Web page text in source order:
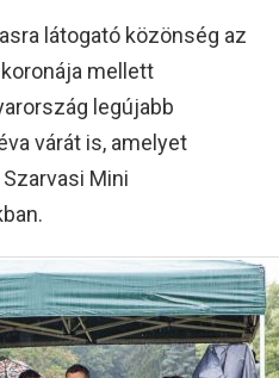
látogató közönség az
mellett
legújabb
várát is, amelyet
Mini